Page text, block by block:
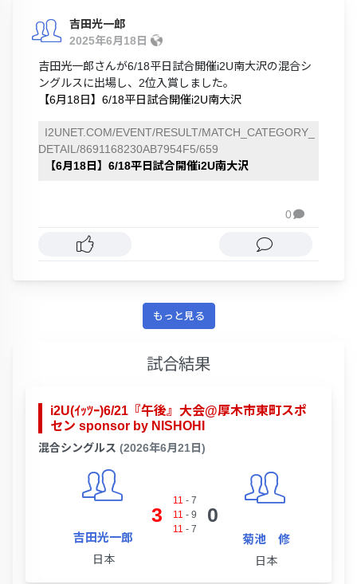
吉田光一郎
2025年6月18日
吉田光一郎さんが6/18平日試合開催i2U南大沢の混合シ
ングルスに出場し、2位入賞しました。
【6月18日】6/18平日試合開催i2U南大沢
I2UNET.COM/EVENT/RESULT/MATCH_CATEGORY_
DETAIL/8691168230AB7954F5/659
【6月18日】6/18平日試合開催i2U南大沢
0
もっと見る
試合結果
i2U(ｲｯﾂｰ)6/21『午後』大会@厚木市東町スポ
セン sponsor by NISHOHI
混合シングルス (2026年6月21日)
吉田光一郎
日本
3
11 - 7
11 - 9
11 - 7
0
菊池 修
日本